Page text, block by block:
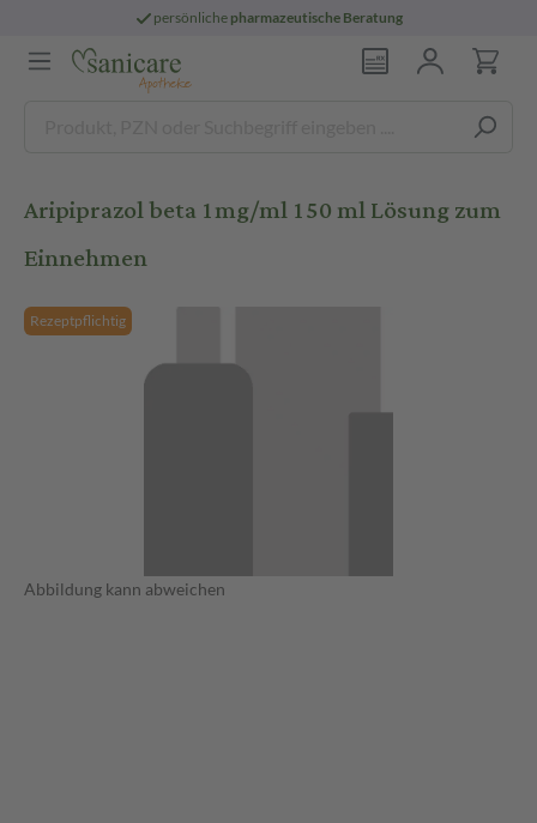
persönliche pharmazeutische Beratung
Aripiprazol beta 1mg/ml 150 ml Lösung zum
Einnehmen
Rezeptpflichtig
Abbildung kann abweichen